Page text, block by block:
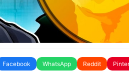
Facebook WhatsApp Reddit